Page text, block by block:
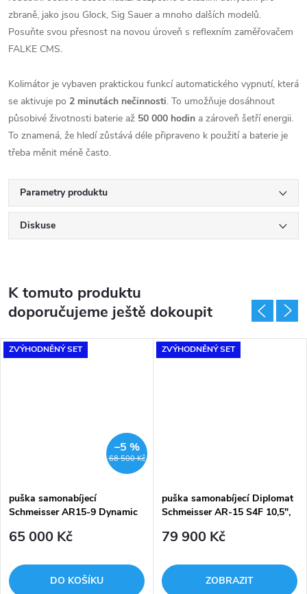
zbraně, jako jsou Glock, Sig Sauer a mnoho dalších modelů.
Posuňte svou přesnost na novou úroveň s reflexním zaměřovačem
FALKE CMS.
Kolimátor je vybaven praktickou funkcí automatického vypnutí, která
se aktivuje po 2 minutách nečinnosti. To umožňuje dosáhnout
působivé životnosti baterie až 50 000 hodin a zároveň šetří energii.
To znamená, že hledí zůstává déle připraveno k použití a baterie je
třeba měnit méně často.
Parametry produktu
Diskuse
K tomuto produktu
doporučujeme ještě dokoupit
ZVÝHODNĚNÝ SET
68 500 Kč
–5 %
puška samonabíjecí
Schmeisser AR15-9 Dynamic
10,5" 9mm Luger
65 000 Kč
DO KOŠÍKU
ZVÝHODNĚNÝ SET
puška samonabíjecí Diplomat
Schmeisser AR-15 S4F 10,5",
79 900 Kč
ZOBRAZIT